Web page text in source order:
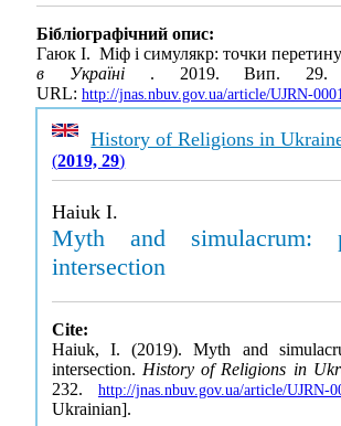
Бібліографічний опис:
Гаюк І. Міф і симулякр: точки
в Україні . 2019. Вип. 29.
URL: http://jnas.nbuv.gov.ua/article/UJRN-
History of Religions in
(2019, 29)
Haiuk I.
Myth and simulacrum:
intersection
Cite:
Haiuk, I. (2019). Myth and
intersection. History of Religions in
232. http://jnas.nbuv.gov.ua/article/UJRN-
Ukrainian].